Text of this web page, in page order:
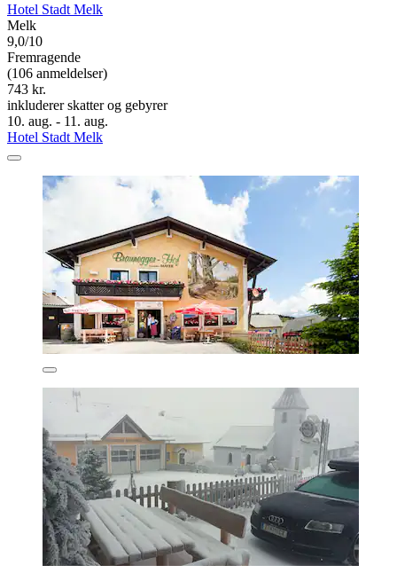
Hotel Stadt Melk
Melk
9,0/10
Fremragende
(106 anmeldelser)
743 kr.
inkluderer skatter og gebyrer
10. aug. - 11. aug.
Hotel Stadt Melk